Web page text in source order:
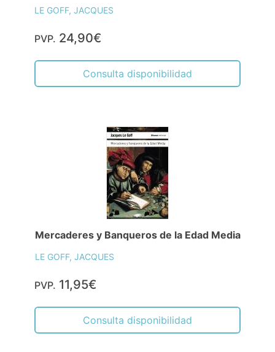
LE GOFF, JACQUES
PVP. 24,90€
Consulta disponibilidad
Mercaderes y Banqueros de la Edad Media
LE GOFF, JACQUES
PVP. 11,95€
Consulta disponibilidad